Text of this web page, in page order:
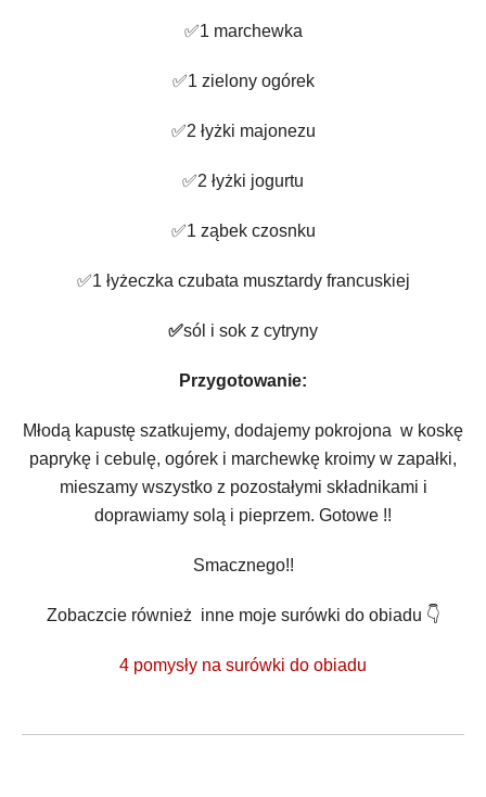
✅1 marchewka
✅1 zielony ogórek
✅2 łyżki majonezu
✅2 łyżki jogurtu
✅1 ząbek czosnku
✅1 łyżeczka czubata musztardy francuskiej
✅sól i sok z cytryny
Przygotowanie:
Młodą kapustę szatkujemy, dodajemy pokrojona w koskę
paprykę i cebulę, ogórek i marchewkę kroimy w zapałki,
mieszamy wszystko z pozostałymi składnikami i
doprawiamy solą i pieprzem. Gotowe !!
Smacznego!!
Zobaczcie również inne moje surówki do obiadu 👇
4 pomysły na surówki do obiadu